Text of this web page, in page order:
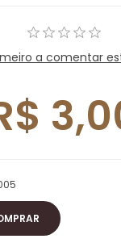
a comentar